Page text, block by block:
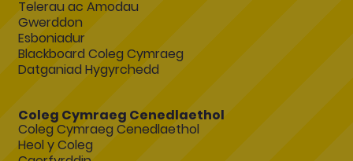
Telerau ac Amodau
Gwerddon
Esboniadur
Blackboard Coleg Cymraeg
Datganiad Hygyrchedd
Coleg Cymraeg Cenedlaethol
Coleg Cymraeg Cenedlaethol
Heol y Coleg